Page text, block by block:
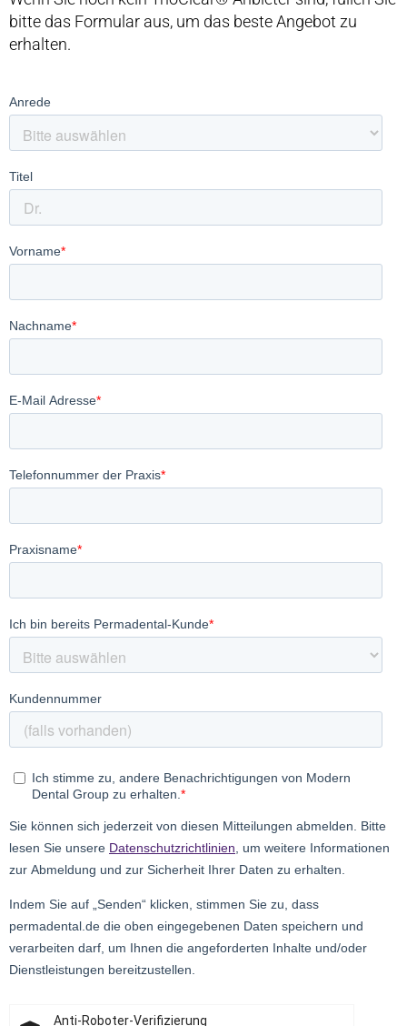
bitte das Formular aus, um das beste Angebot zu
erhalten.